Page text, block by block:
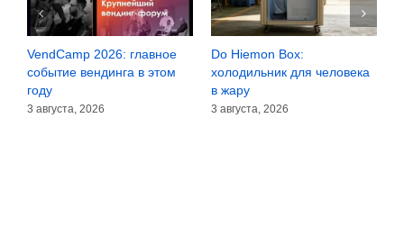
VendCamp 2026: главное
событие вендинга в этом
году
3 августа, 2026
Do Hiemon Box:
холодильник для человека
в жару
3 августа, 2026